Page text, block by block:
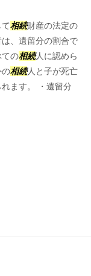
相続財産の法定の
、遺留分の割合で
ての相続人に認めら
の相続人と子が死亡
ます。 ・遺留分